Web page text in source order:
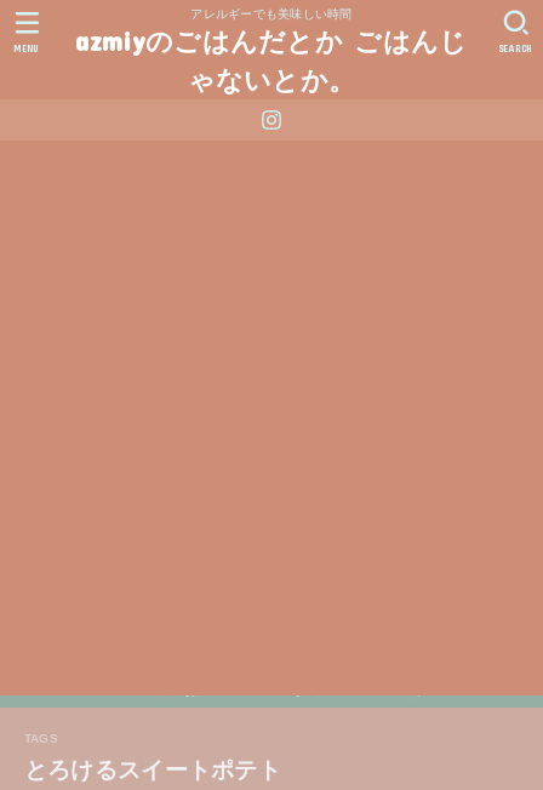
アレルギーでも美味しい時間
azmiyのごはんだとか ごはんじ
ゃないとか。
SEARCH
MENU
とろけるスイートポテト